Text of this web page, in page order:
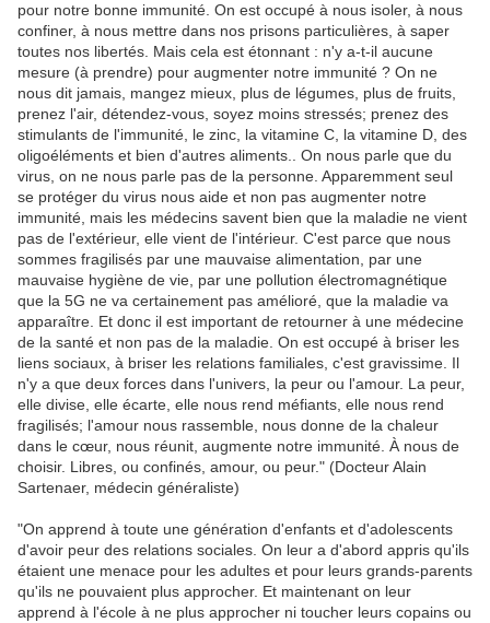
pour notre bonne immunité. On est occupé à nous isoler, à nous
confiner, à nous mettre dans nos prisons particulières, à saper
toutes nos libertés. Mais cela est étonnant : n'y a-t-il aucune
mesure (à prendre) pour augmenter notre immunité ? On ne
nous dit jamais, mangez mieux, plus de légumes, plus de fruits,
prenez l'air, détendez-vous, soyez moins stressés; prenez des
stimulants de l'immunité, le zinc, la vitamine C, la vitamine D, des
oligoéléments et bien d'autres aliments.. On nous parle que du
virus, on ne nous parle pas de la personne. Apparemment seul
se protéger du virus nous aide et non pas augmenter notre
immunité, mais les médecins savent bien que la maladie ne vient
pas de l'extérieur, elle vient de l'intérieur. C'est parce que nous
sommes fragilisés par une mauvaise alimentation, par une
mauvaise hygiène de vie, par une pollution électromagnétique
que la 5G ne va certainement pas amélioré, que la maladie va
apparaître. Et donc il est important de retourner à une médecine
de la santé et non pas de la maladie. On est occupé à briser les
liens sociaux, à briser les relations familiales, c'est gravissime. Il
n'y a que deux forces dans l'univers, la peur ou l'amour. La peur,
elle divise, elle écarte, elle nous rend méfiants, elle nous rend
fragilisés; l'amour nous rassemble, nous donne de la chaleur
dans le cœur, nous réunit, augmente notre immunité. À nous de
choisir. Libres, ou confinés, amour, ou peur." (Docteur Alain
Sartenaer, médecin généraliste)
"On apprend à toute une génération d'enfants et d'adolescents
d'avoir peur des relations sociales. On leur a d'abord appris qu'ils
étaient une menace pour les adultes et pour leurs grands-parents
qu'ils ne pouvaient plus approcher. Et maintenant on leur
apprend à l'école à ne plus approcher ni toucher leurs copains ou